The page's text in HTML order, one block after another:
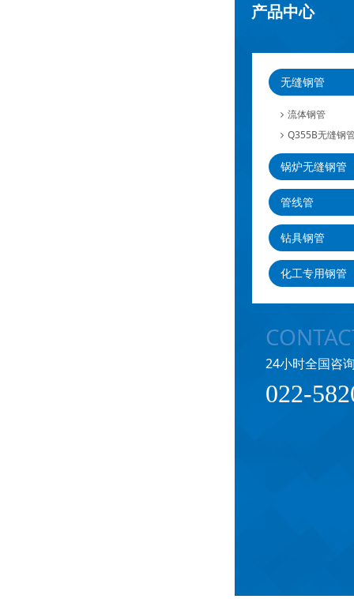
产品中心
无缝钢管
流体钢管
Q355B无缝钢
锅炉无缝钢管
管线管
钻具钢管
化工专用钢管
24小时全国咨
022-